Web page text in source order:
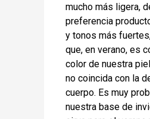
mucho más ligera,
preferencia
y tonos más
que, en verano, es
color de nuestra
no coincida con la
cuerpo. Es muy
nuestra base de